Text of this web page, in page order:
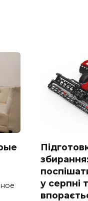
у серпні